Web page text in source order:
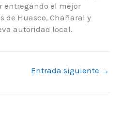
entregando el mejor
de Huasco, Chañaral y
autoridad local.
Entrada siguiente →